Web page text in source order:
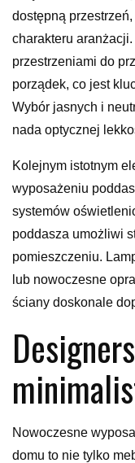
dostępną
charakteru
przestrzeniami do
porządek, co jest
Wybór jasnych i
nada optycznej
Kolejnym istotnym
wyposażeniu
systemów
poddasza umożliwi
pomieszczeniu.
lub nowoczesne
ściany doskonale
Nowoczesne
domu to nie tylko